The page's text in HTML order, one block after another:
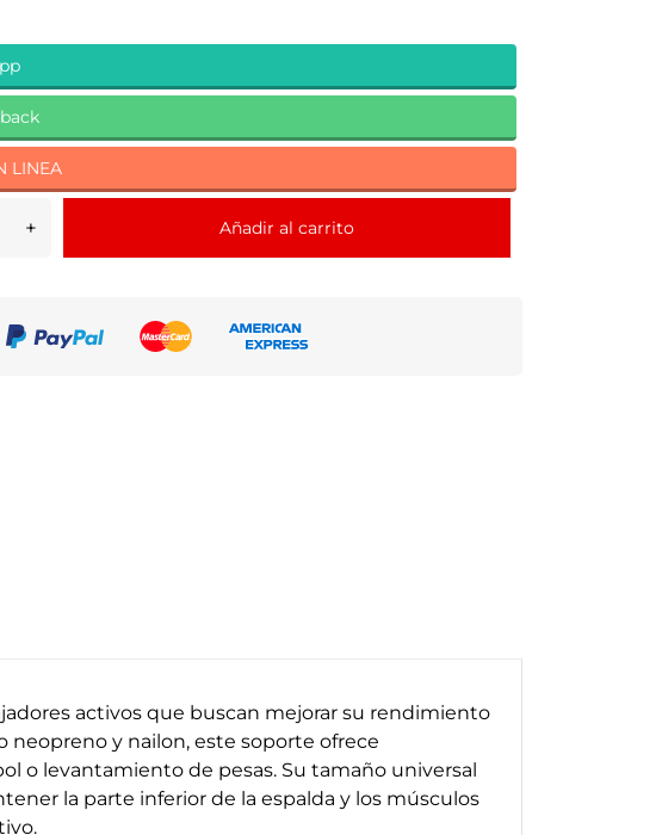
LINEA
+ Añadir al carrito
activos que buscan mejorar su rendimiento
neopreno y nailon, este soporte ofrece
o levantamiento de pesas. Su tamaño universal
la parte inferior de la espalda y los músculos